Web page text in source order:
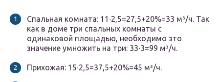
Спальная комната: 11∙2,5=27,5+20%=33 м³/ч. Так
как в доме три спальных комнаты с
одинаковой площадью, необходимо это
значение умножить на три: 33∙3=99 м³/ч.
Прихожая: 15∙2,5=37,5+20%=45 м³/ч.